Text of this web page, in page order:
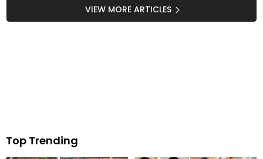
VIEW MORE ARTICLES
Top Trending